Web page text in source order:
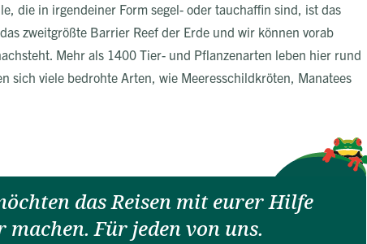
die in irgendeiner Form segel- oder tauchaffin sind, ist das
zweitgrößte Barrier Reef der Erde und wir können vorab
Mehr als 1400 Tier- und Pflanzenarten leben hier rund
sich viele bedrohte Arten, wie Meeresschildkröten, Manatees
das Reisen mit eurer Hilfe
machen. Für jeden von uns.